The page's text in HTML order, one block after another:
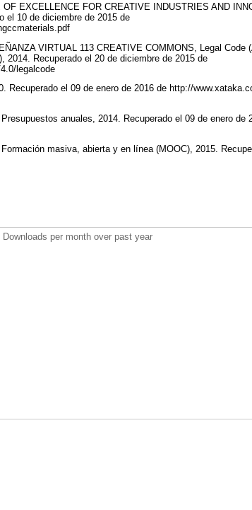
EXCELLENCE FOR CREATIVE INDUSTRIES AND
el 10 de diciembre de 2015 de
VIRTUAL 113 CREATIVE COMMONS, Legal Code
2014. Recuperado el 20 de diciembre de 2015 de
legalcode
Recuperado el 09 de enero de 2016 de http://
anuales, 2014. Recuperado el 09 de enero de
masiva, abierta y en línea (MOOC), 2015.
Downloads per month over past year